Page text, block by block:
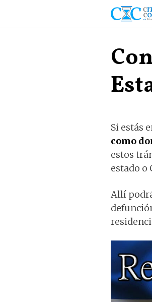
contenido
Si estás
como
estos
estado o
Allí